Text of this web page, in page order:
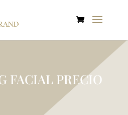
FACIAL PRECIO